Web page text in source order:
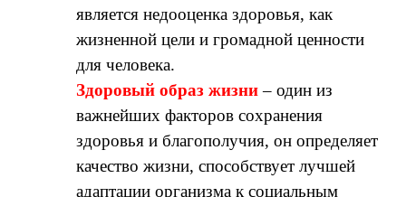
является недооценка здоровья, как
жизненной цели и громадной ценности
для человека.
Здоровый образ жизни– один из
важнейших факторов сохранения
здоровья и благополучия, он определяет
качество жизни, способствует лучшей
адаптации организма к социальным